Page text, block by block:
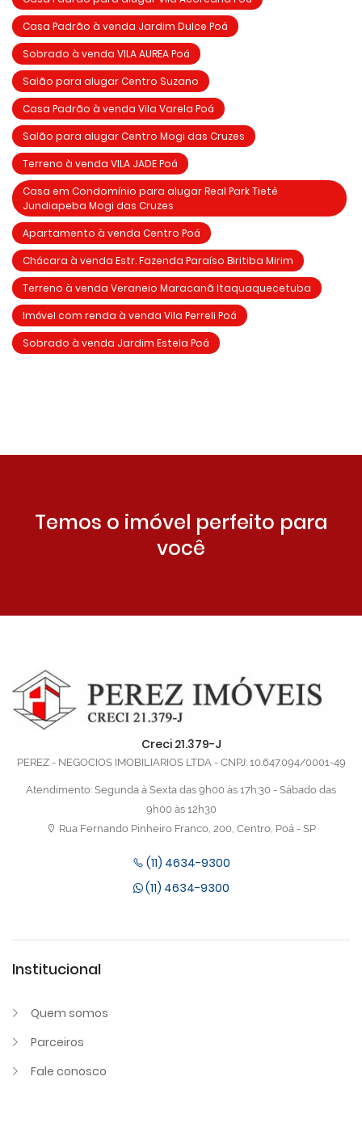
Casa Padrão à venda Jardim Dulce Poá
Sobrado à venda VILA AUREA Poá
Salão para alugar Centro Suzano
Casa Padrão à venda Vila Varela Poá
Salão para alugar Centro Mogi das Cruzes
Terreno à venda VILA JADE Poá
Casa em Condomínio para alugar Real Park Tietê
Jundiapeba Mogi das Cruzes
Apartamento à venda Centro Poá
Chácara à venda Estr. Fazenda Paraíso Biritiba Mirim
Terreno à venda Veraneio Maracanã Itaquaquecetuba
Imóvel com renda à venda Vila Perreli Poá
Sobrado à venda Jardim Estela Poá
Temos o imóvel perfeito para
você
Creci 21.379-J
PEREZ - NEGOCIOS IMOBILIARIOS LTDA - CNPJ: 10.647.094/0001-49
Atendimento: Segunda à Sexta das 9h00 às 17h:30 - Sábado das
9h00 às 12h30
Rua Fernando Pinheiro Franco, 200, Centro, Poá - SP
(11) 4634-9300
(11) 4634-9300
Institucional
Quem somos
Parceiros
Fale conosco